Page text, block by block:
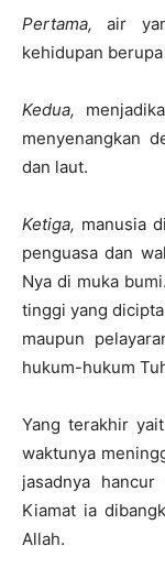
Pertama, air
kehidupan
Kedua,
menyenangkan
dan laut.
Ketiga, manusia
penguasa dan
Nya di muka
tinggi yang
maupun
hukum-hukum
Yang terakhir
waktunya
jasadnya
Kiamat ia
Allah.